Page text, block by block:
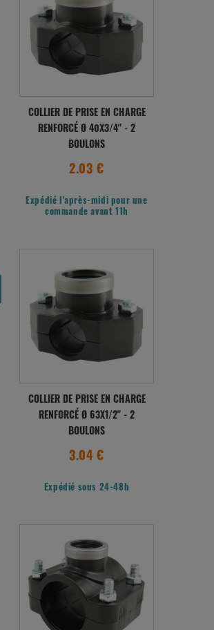
COLLIER DE PRISE EN CHARGE
RENFORCÉ Ø 40X3/4" - 2
BOULONS
2.03 €
Expédié l'après-midi pour une
commande avant 11h
COLLIER DE PRISE EN CHARGE
RENFORCÉ Ø 63X1/2" - 2
BOULONS
3.04 €
Expédié sous 24-48h